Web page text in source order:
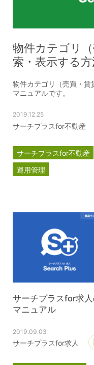
物件カテゴリ
索・表示する
物件カテゴリ（売買・賃
マニュアルです。
2019.12.25
サーチプラスfor不動産
サーチプラスfor不動産
運用管理
サーチプラスfor求
マニュアル
2019.09.03
サーチプラスfor求人